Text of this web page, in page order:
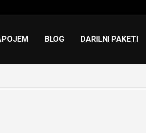
BLOG DARILNI PAKETI